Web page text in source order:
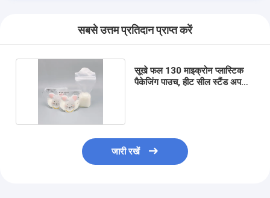
सबसे उत्तम प्रतिदान प्राप्त करें
सूखे फल 130 माइक्रोन प्लास्टिक
पैकेजिंग पाउच, हीट सील स्टैंड अप
जारी रखें